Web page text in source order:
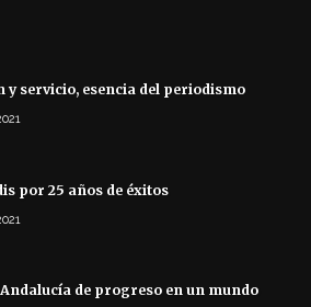
y servicio, esencia del periodismo
por 25 años de éxitos
de progreso en un mundo